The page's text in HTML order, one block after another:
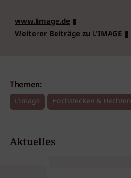
www.limage.de
Weiterer Beiträge zu L'IMAGE
Themen:
L'Image Hochstecken & Flechten
Aktuelles